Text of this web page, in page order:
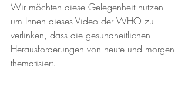
Wir möchten diese Gelegenheit nutzen
um Ihnen dieses Video der WHO zu
verlinken, dass die gesundheitlichen
Herausforderungen von heute und morgen
thematisiert.